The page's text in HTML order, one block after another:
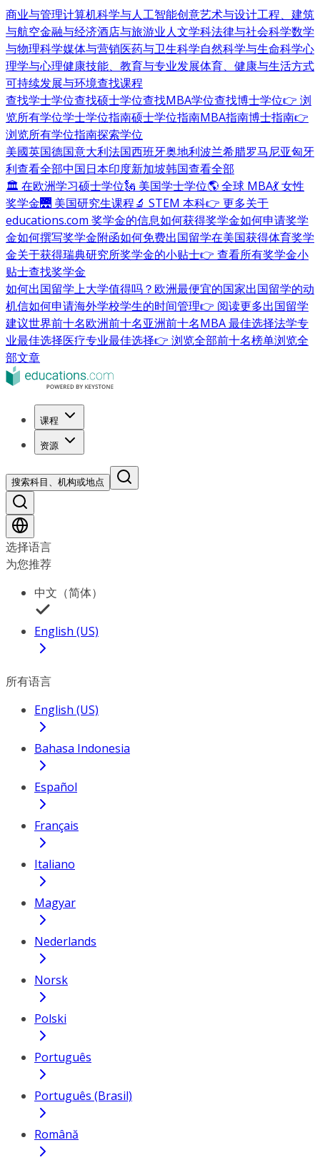
商业与管理计算机科学与人工智能创意艺术与设计工程、建筑
与航空金融与经济酒店与旅游业人文学科法律与社会科学数学
与物理科学媒体与营销医药与卫生科学自然科学与生命科学心
理学与心理健康技能、教育与专业发展体育、健康与生活方式
可持续发展与环境查找课程
查找学士学位查找硕士学位查找MBA学位查找博士学位👉 浏
览所有学位学士学位指南硕士学位指南MBA指南博士指南👉
浏览所有学位指南探索学位
美國英国德国意大利法国西班牙奥地利波兰希腊罗马尼亚匈牙
利查看全部中国日本印度新加坡韩国查看全部
🏛 在欧洲学习硕士学位🗽 美国学士学位🌎 全球 MBA💃 女性
奖学金🌉 美国研究生课程🔬 STEM 本科👉 更多关于
educations.com 奖学金的信息如何获得奖学金如何申请奖学
金如何撰写奖学金附函如何免费出国留学在美国获得体育奖学
金关于获得瑞典研究所奖学金的小贴士👉 查看所有奖学金小
贴士查找奖学金
如何出国留学上大学值得吗？ 欧洲最便宜的国家出国留学的动
机信如何申请海外学校学生的时间管理👉 阅读更多出国留学
建议世界前十名欧洲前十名亚洲前十名MBA 最佳选择法学专
业最佳选择医疗专业最佳选择👉 浏览全部前十名榜单浏览全
部文章
课程
资源
搜索科目、机构或地点
选择语言
为您推荐
中文（简体）
English (US)
所有语言
English (US)
Bahasa Indonesia
Español
Français
Italiano
Magyar
Nederlands
Norsk
Polski
Português
Português (Brasil)
Română